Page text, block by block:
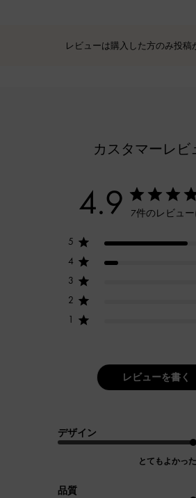
レビューは購入した方のみ投稿
カスタマーレビ
4.9 7件のレビュー
5
4
3
2
1
レビューを書く
デザイン
とてもよかった
品質